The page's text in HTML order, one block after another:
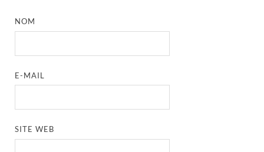
NOM
E-MAIL
SITE WEB